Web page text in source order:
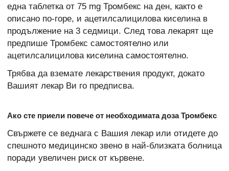
една таблетка от 75 mg Тромбекс на ден, както е
описано по-горе, и ацетилсалицилова киселина в
продължение на 3 седмици. След това лекарят ще
предпише Тромбекс самостоятелно или
ацетилсалицилова киселина самостоятелно.
Трябва да вземате лекарствения продукт, докато
Вашият лекар Ви го предписва.
Ако сте приели повече от необходимата доза Тромбекс
Свържете се веднага с Вашия лекар или отидете до
спешното медицинско звено в най-близката болница
поради увеличен риск от кървене.